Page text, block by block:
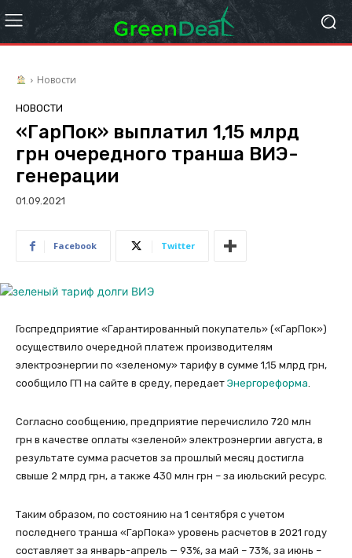
Новости
НОВОСТИ
«ГарПок» выплатил 1,15 млрд
грн очередного транша ВИЭ-
генерации
01.09.2021
Facebook Twitter
Госпредприятие «Гарантированный покупатель» («ГарПок»)
осуществило очередной платеж производителям
электроэнергии по «зеленому» тарифу в сумме 1,15 млрд грн,
сообщило ГП на сайте в среду, передает Энергореформа.
Согласно сообщению, предприятие перечислило 720 млн
грн в качестве оплаты «зеленой» электроэнергии августа, в
результате сумма расчетов за прошлый месяц достигла
свыше 2 млрд грн, а также 430 млн грн – за июльский ресурс.
Таким образом, по состоянию на 1 сентября с учетом
последнего транша «ГарПока» уровень расчетов в 2021 году
составляет за январь-апрель — 93%, за май – 73%, за июнь –